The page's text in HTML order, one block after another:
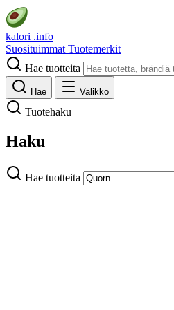
kalori .info
Suosituimmat Tuotemerkit
Hae tuotteita
Hae Valikko
Tuotehaku
Haku
Hae tuotteita